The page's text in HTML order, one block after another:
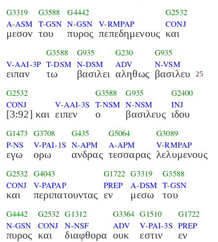
G3319
A-ASM
μεσον
G3588
T-GSN
του
G4442
N-GSN
πυρος
V-RMPAP
πεπεδημενους
G2532
CONJ
και
V-AAI-3P
ειπαν
G3588
T-DSM
τω
G935
N-DSM
βασιλει
G230
ADV
αληθως
G935
N-VSM
βασιλευ 25
G2532
CONJ
[3:92] και
V-AAI-3S
ειπεν
G3588
T-NSM
ο
G935
N-NSM
βασιλευς
G2400
INJ
ιδου
G1473
P-NS
εγω
G3708
V-PAI-1S
ορω
G435
N-APM
ανδρας
G5064
A-APM
τεσσαρας
G3089
V-RMPAP
λελυμενους
G2532
CONJ
και
G4043
V-PAPAP
περιπατουντας
G1722
PREP
εν
G3319
A-DSM
μεσω
G3588
T-GSN
του
G4442
N-GSN
πυρος
G2532
CONJ
και
G1312
N-NSF
διαφθορα
G3364
ADV
ουκ
G1510
V-PAI-3S
εστιν
G1722
PREP
εν